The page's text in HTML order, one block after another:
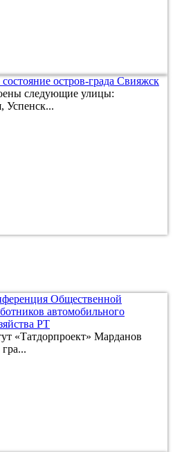
остров-града Свияжск
следующие улицы:
Успенск...
Общественной
автомобильного
РТ
«Татдорпроект» Марданов